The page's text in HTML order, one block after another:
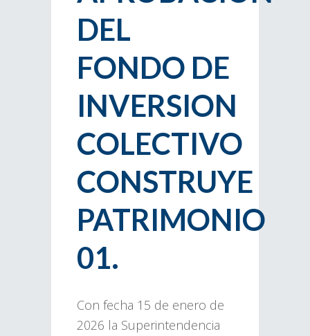
DEL
FONDO DE
INVERSION
COLECTIVO
CONSTRUYE
PATRIMONIO
01.
Con fecha 15 de enero de
2026 la Superintendencia